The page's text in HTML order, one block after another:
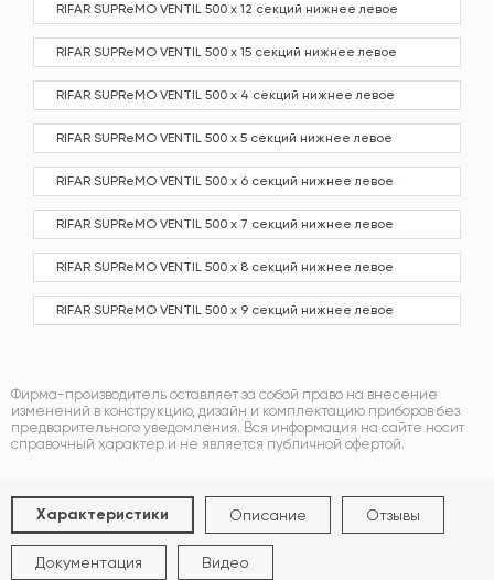
RIFAR SUPReMO VENTIL 500 х 12 секций нижнее левое
RIFAR SUPReMO VENTIL 500 х 15 секций нижнее левое
RIFAR SUPReMO VENTIL 500 х 4 секций нижнее левое
RIFAR SUPReMO VENTIL 500 х 5 секций нижнее левое
RIFAR SUPReMO VENTIL 500 х 6 секций нижнее левое
RIFAR SUPReMO VENTIL 500 х 7 секций нижнее левое
RIFAR SUPReMO VENTIL 500 х 8 секций нижнее левое
RIFAR SUPReMO VENTIL 500 х 9 секций нижнее левое
Фирма-производитель оставляет за собой право на внесение
изменений в конструкцию, дизайн и комплектацию приборов без
предварительного уведомления. Вся информация на сайте носит
справочный характер и не является публичной офертой.
Характеристики Описание Отзывы
Документация Видео